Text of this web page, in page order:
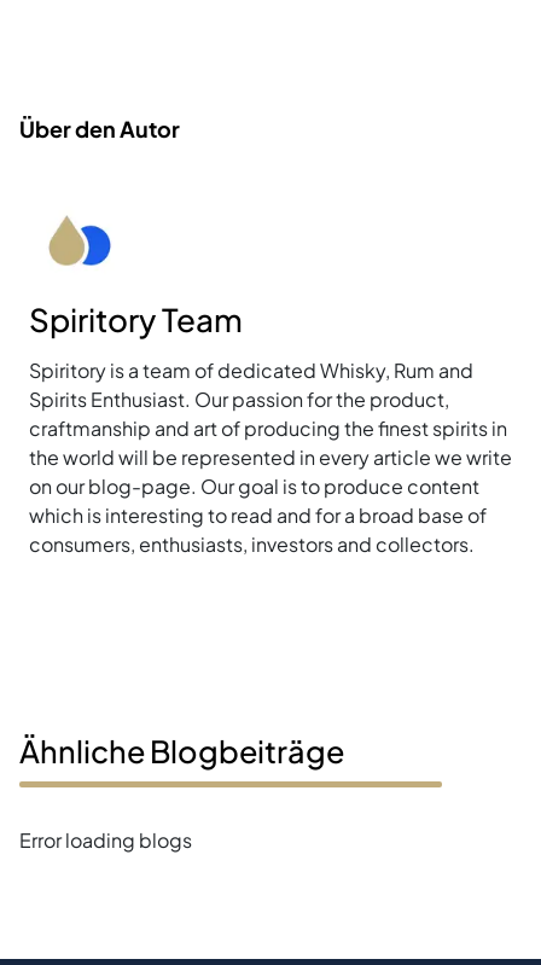
Über den Autor
Spiritory Team
Spiritory is a team of dedicated Whisky, Rum and
Spirits Enthusiast. Our passion for the product,
craftmanship and art of producing the finest spirits in
the world will be represented in every article we write
on our blog-page. Our goal is to produce content
which is interesting to read and for a broad base of
consumers, enthusiasts, investors and collectors.
Ähnliche Blogbeiträge
Error loading blogs